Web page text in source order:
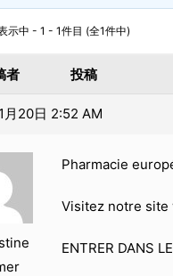
示中 - 1 - 1件目 (全1件中)
者 投稿
月20日 2:52 AM
Pharmacie
Visitez notre site
ENTRER DANS